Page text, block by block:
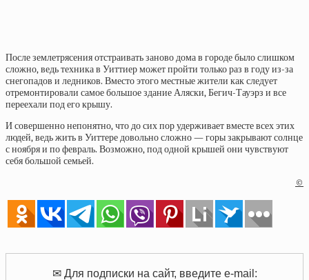
После землетрясения отстраивать заново дома в городе было слишком
сложно, ведь техника в Уиттиер может пройти только раз в году из-за
снегопадов и ледников. Вместо этого местные жители как следует
отремонтировали самое большое здание Аляски, Бегич-Тауэрз и все
переехали под его крышу.
И совершенно непонятно, что до сих пор удерживает вместе всех этих
людей, ведь жить в Уиттере довольно сложно — горы закрывают солнце
с ноября и по февраль. Возможно, под одной крышей они чувствуют
себя большой семьей.
©
✉ Для подписки на сайт, введите e-mail: